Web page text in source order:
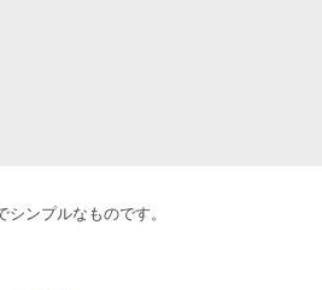
ンプルなものです。